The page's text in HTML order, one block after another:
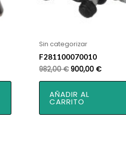
Sin categorizar
F281100070010
982,00€ El
era:
982,00 €.
900,00 €El
AÑADIR AL
CARRITO